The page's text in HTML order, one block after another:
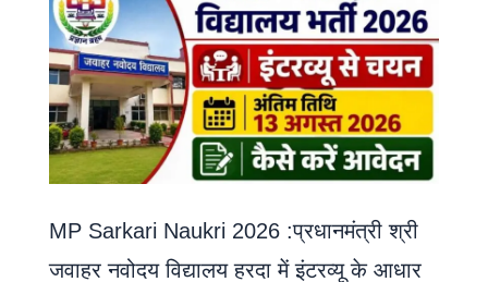
MP Sarkari Naukri 2026 :प्रधानमंत्री श्री
जवाहर नवोदय विद्यालय हरदा में इंटरव्यू के आधार